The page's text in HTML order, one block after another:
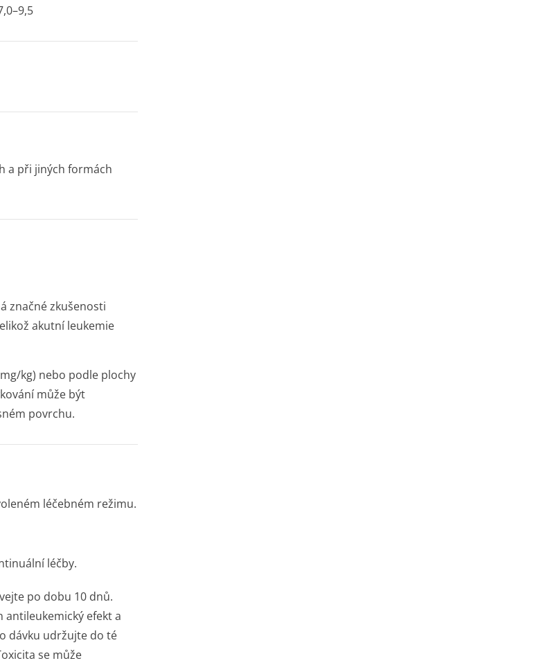
a při jiných formách
značné zkušenosti
akutní leukemie
kg) nebo podle plochy
může být
povrchu.
léčebném režimu.
léčby.
po dobu 10 dnů.
efekt a
dávku udržujte do té
se může